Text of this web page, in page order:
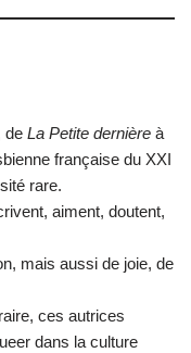
de La Petite dernière à
française du XXI
rare.
aiment, doutent,
mais aussi de joie, de
ces autrices
dans la culture